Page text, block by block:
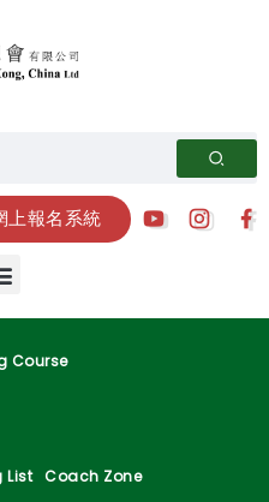
上報名系統
Course
List Coach Zone